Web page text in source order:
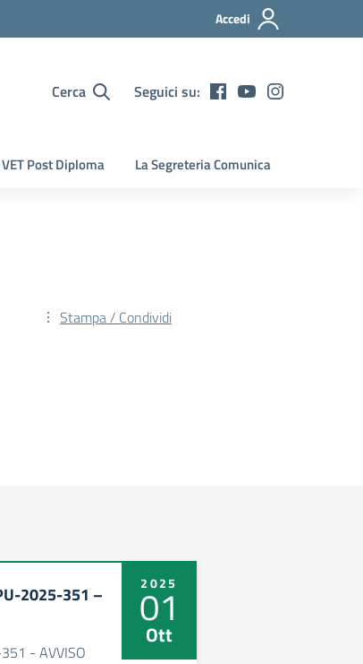
Accedi
Cerca Seguici su:
Post Diploma La Segreteria Comunica
Stampa / Condividi
2025
01
Ott
2025-351 –
- AVVISO